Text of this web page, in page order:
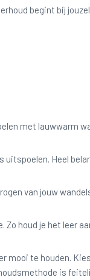
begint bij
met lauwwarm
uitspoelen. Heel
van jouw
houd je het leer
mooi te houden.
is